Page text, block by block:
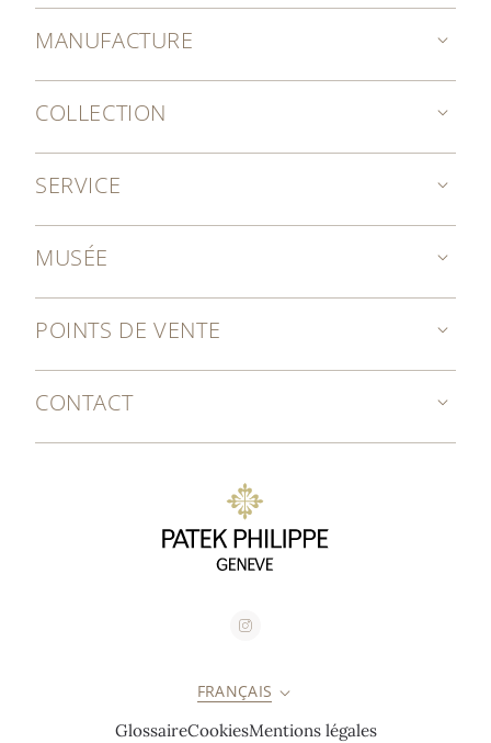
MANUFACTURE
COLLECTION
SERVICE
MUSÉE
POINTS DE VENTE
CONTACT
FRANÇAIS
GlossaireCookiesMentions légales